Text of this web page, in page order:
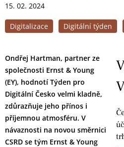
15. 02. 2024
Digitalizace Digitální týden
Ondřej Hartman, partner ze
společnosti Ernst & Young
(EY), hodnotí Týden pro
Digitální Česko velmi kladně,
zdůrazňuje jeho přínos i
příjemnou atmosféru. V
návaznosti na novou směrnici
CSRD se tým Ernst & Young